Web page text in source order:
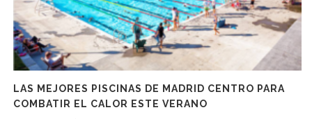
LAS MEJORES PISCINAS DE MADRID CENTRO PARA
COMBATIR EL CALOR ESTE VERANO